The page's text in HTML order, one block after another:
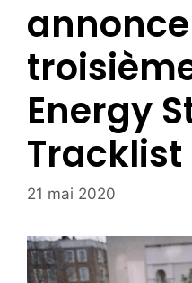
Energy
Tracklist
21 mai 2020